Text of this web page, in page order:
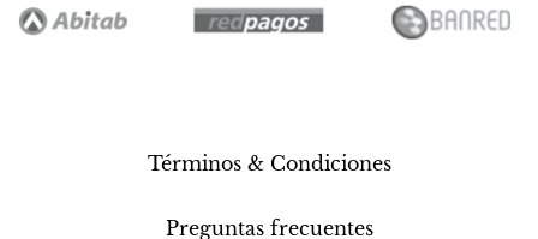
Términos & Condiciones
Preguntas frecuentes